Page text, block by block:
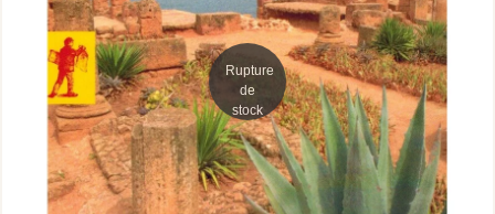
Rupture
de
stock